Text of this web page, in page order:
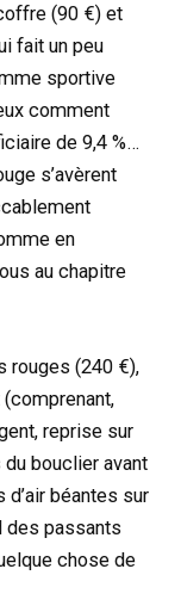
(90 €) et
fait un peu
sportive
comment
de 9,4 %…
s’avèrent
en
au chapitre
rouges (240 €),
reprise sur
bouclier avant
béantes sur
des passants
chose de